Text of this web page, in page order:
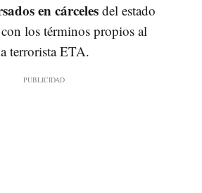
en cárceles del estado
los términos propios al
terrorista ETA.